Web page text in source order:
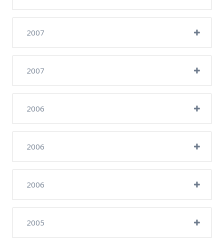
2007
2007
2006
2006
2006
2005